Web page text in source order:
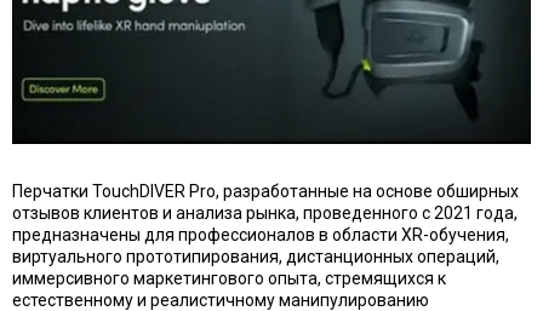
Перчатки TouchDIVER Pro, разработанные на основе обширных
отзывов клиентов и анализа рынка, проведенного с 2021 года,
предназначены для профессионалов в области XR-обучения,
виртуального прототипирования, дистанционных операций,
иммерсивного маркетингового опыта, стремящихся к
естественному и реалистичному манипулированию